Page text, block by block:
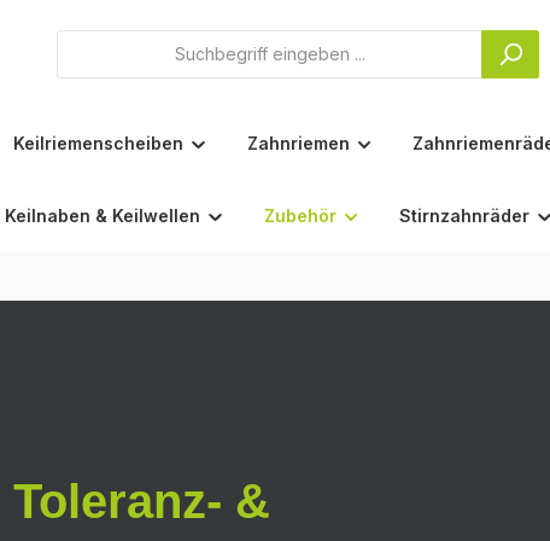
Keilriemenscheiben Zahnriemen
Keilnaben & Keilwellen Zubehör Stirnzahnräder
Toleranz- &